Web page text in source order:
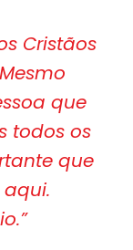
Cristãos
que
todos os
que